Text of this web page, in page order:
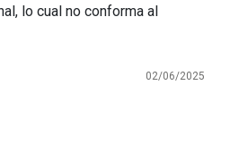
lo cual no conforma al
02/06/2025
página